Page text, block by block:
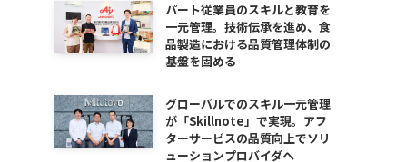
パート従業員のスキルと教育を
一元管理。技術伝承を進め、食
品製造における品質管理体制の
基盤を固める
グローバルでのスキル一元管理
が「Skillnote」で実現。アフ
ターサービスの品質向上でソリ
ューションプロバイダへ